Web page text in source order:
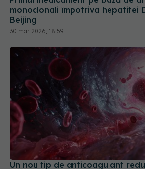
Un nou tip de anticoagulant
sângerare la pacienții cu
25 ian 2025, 13:19